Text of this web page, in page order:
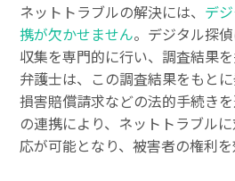
ネットトラブルの解決には、 デ
携が欠かせません。デジタル探
収集を専門的に行い、調査結果を
弁護士は、この調査結果をもと
損害賠償請求などの法的手続き
の連携により、ネットトラブル
応が可能となり、被害者の権利を